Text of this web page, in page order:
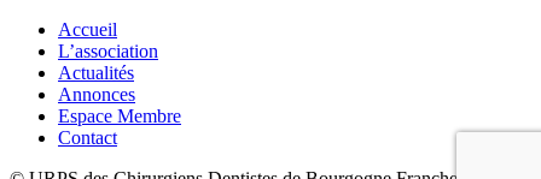
Accueil
L’association
Actualités
Annonces
Espace Membre
Contact